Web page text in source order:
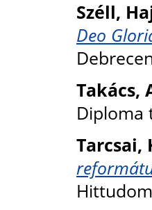
Széll,
Deo
Takács,
Diploma
Tarcsai,